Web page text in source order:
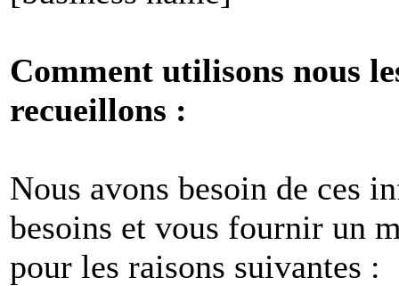
Comment utilisons nous
recueillons :
Nous avons besoin de ces
besoins et vous fournir un
pour les raisons suivantes :